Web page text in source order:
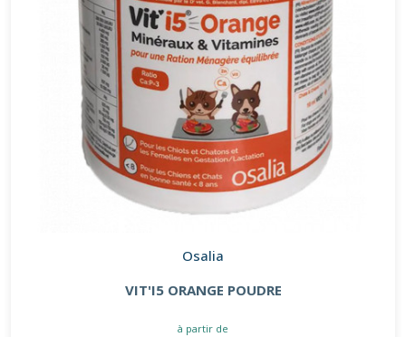
Osalia
VIT'I5 ORANGE POUDRE
à partir de